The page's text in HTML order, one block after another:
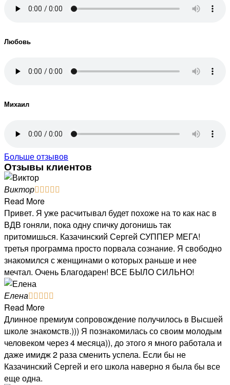
Любовь
Михаил
Больше отзывов
Отзывы клиентов
Виктор    
Read More
Привет. Я уже расчитывал будет похоже на то как нас в
ВДВ гоняли, пока одну спичку догонишь так
притомишься. Казачинский Сергей СУППЕР МЕГА!
третья программа просто порвала сознание. Я свободно
знакомился с женщинами о которых раньше и нее
мечтал. Очень Благодарен! ВСЕ БЫЛО СИЛЬНО!
Елена    
Read More
Длинное премиум сопровождение получилось в Высшей
школе знакомств.))) Я познакомилась со своим молодым
человеком через 4 месяца)), до этого я много работала и
даже имидж 2 раза сменить успела. Если бы не
Казачинский Сергей и его школа наверно я была бы все
еще одна.